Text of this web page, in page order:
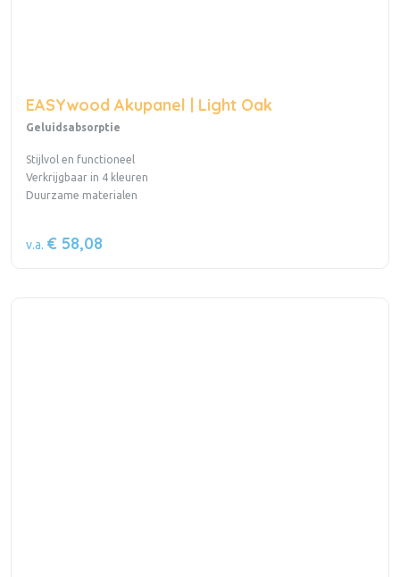
EASYwood Akupanel | Light Oak
Geluidsabsorptie
Stijlvol en functioneel
Verkrijgbaar in 4 kleuren
Duurzame materialen
v.a. € 58,08